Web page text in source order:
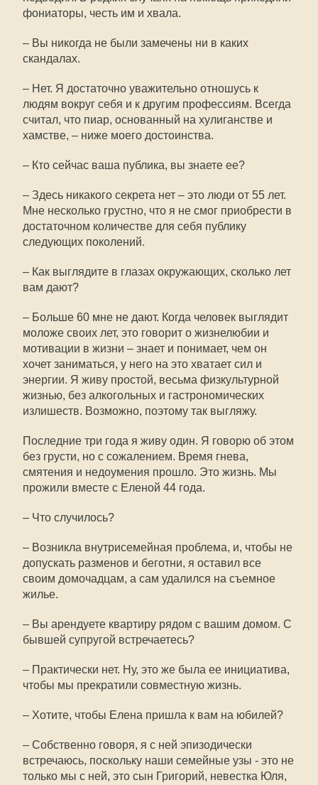
фониаторы, честь им и хвала.
– Вы никогда не были замечены ни в каких
скандалах.
– Нет. Я достаточно уважительно отношусь к
людям вокруг себя и к другим профессиям. Всегда
считал, что пиар, основанный на хулиганстве и
хамстве, – ниже моего достоинства.
– Кто сейчас ваша публика, вы знаете ее?
– Здесь никакого секрета нет – это люди от 55 лет.
Мне несколько грустно, что я не смог приобрести в
достаточном количестве для себя публику
следующих поколений.
– Как выглядите в глазах окружающих, сколько лет
вам дают?
– Больше 60 мне не дают. Когда человек выглядит
моложе своих лет, это говорит о жизнелюбии и
мотивации в жизни – знает и понимает, чем он
хочет заниматься, у него на это хватает сил и
энергии. Я живу простой, весьма физкультурной
жизнью, без алкогольных и гастрономических
излишеств. Возможно, поэтому так выгляжу.
Последние три года я живу один. Я говорю об этом
без грусти, но с сожалением. Время гнева,
смятения и недоумения прошло. Это жизнь. Мы
прожили вместе с Еленой 44 года.
– Что случилось?
– Возникла внутрисемейная проблема, и, чтобы не
допускать разменов и беготни, я оставил все
своим домочадцам, а сам удалился на съемное
жилье.
– Вы арендуете квартиру рядом с вашим домом. С
бывшей супругой встречаетесь?
– Практически нет. Ну, это же была ее инициатива,
чтобы мы прекратили совместную жизнь.
– Хотите, чтобы Елена пришла к вам на юбилей?
– Собственно говоря, я с ней эпизодически
встречаюсь, поскольку наши семейные узы - это не
только мы с ней, это сын Григорий, невестка Юля,